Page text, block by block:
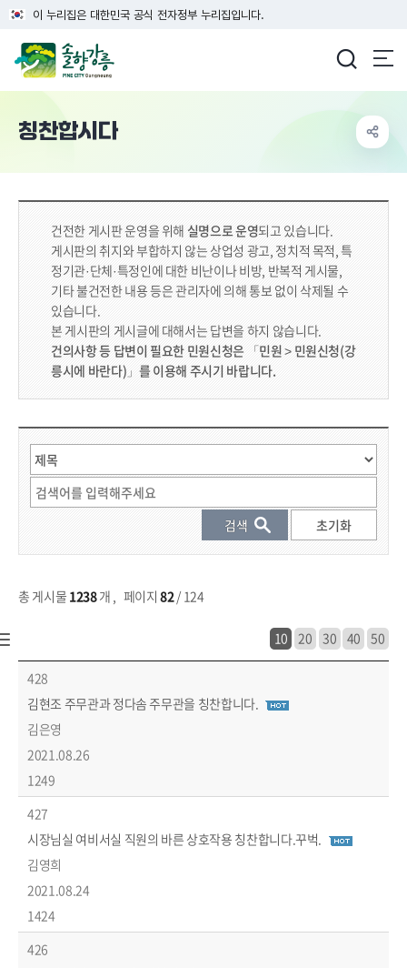
이 누리집은 대한민국 공식 전자정부 누리집입니다.
칭찬합시다
건전한 게시판 운영을 위해 실명으로 운영되고 있습니다.
게시판의 취지와 부합하지 않는 상업성 광고, 정치적 목적, 특
정기관·단체·특정인에 대한 비난이나 비방, 반복적 게시물,
기타 불건전한 내용 등은 관리자에 의해 통보 없이 삭제될 수
있습니다.
본 게시판의 게시글에 대해서는 답변을 하지 않습니다.
건의사항 등 답변이 필요한 민원신청은 「민원 > 민원신청(강
릉시에 바란다)」를 이용해 주시기 바랍니다.
총 게시물 1238개 , 페이지82/ 124
10 20 30 40 50
428
김현조 주무관과 정다솜 주무관을 칭찬합니다.
김은영
2021.08.26
1249
427
시장님실 여비서실 직원의 바른 상호작용 칭찬합니다.꾸벅.
김영희
2021.08.24
1424
426